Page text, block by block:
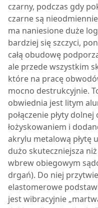
czarny, podczas gdy
czarne są
ma naniesione duże
bardziej się szczyci,
całą obudowę
ale przede wszystkim
które na pracę
mocno destrukcyjnie.
obwiednia jest litym
połączenie płyty
łożyskowaniem i
akrylu metalową płytę
dużo skuteczniejsza
wbrew obiegowym
drgań). Do niej
elastomerowe
jest wibracyjnie